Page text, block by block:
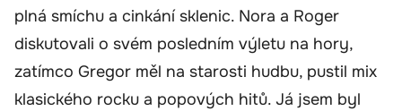
plná smíchu a cinkání sklenic. Nora a Roger
diskutovali o svém posledním výletu na hory,
zatímco Gregor měl na starosti hudbu, pustil mix
klasického rocku a popových hitů. Já jsem byl